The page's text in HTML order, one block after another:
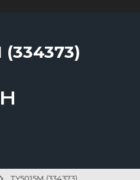
(334373)